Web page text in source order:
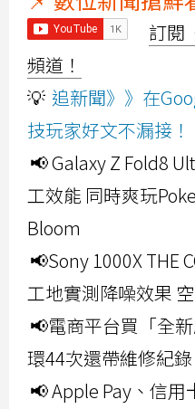
訂閱
頻道！
💡 追新聞》》在
技玩家好文不漏接！
📢 Galaxy Z Fold8
工效能 同時爽玩
Bloom
📢Sony 1000X THE
工地實測降噪效果
📢電商平台買「全
環44次還帶維修紀
📢 Apple Pay、信